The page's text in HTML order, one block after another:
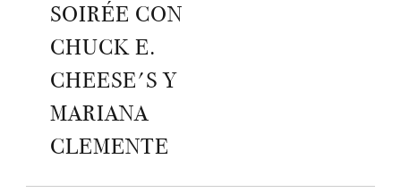
SOIRÉE CON
CHUCK E.
CHEESE'S Y
MARIANA
CLEMENTE